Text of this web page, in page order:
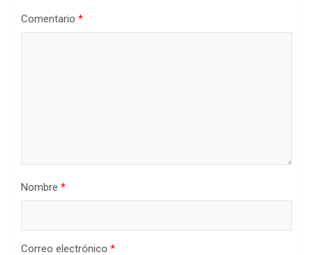
Comentario *
Nombre *
Correo electrónico *